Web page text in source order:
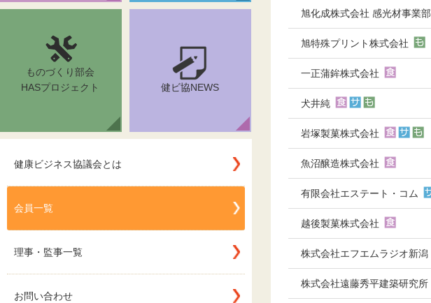
旭化成株式会社 感光材事業部
旭特殊プリント株式会社
一正蒲鉾株式会社
犬井純
岩塚製菓株式会社
魚沼醸造株式会社
有限会社エステート・コム
越後製菓株式会社
株式会社エフエムラジオ新潟
株式会社遠藤秀平建築研究所
ものづくり部会
HASプロジェクト
健ビ協NEWS
健康ビジネス協議会とは
会員一覧
理事・監事一覧
お問い合わせ